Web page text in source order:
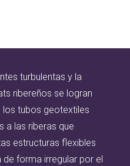
turbulentas y la
ribereños se logran
los tubos geotextiles
a las riberas que
estructuras flexibles
forma irregular por el